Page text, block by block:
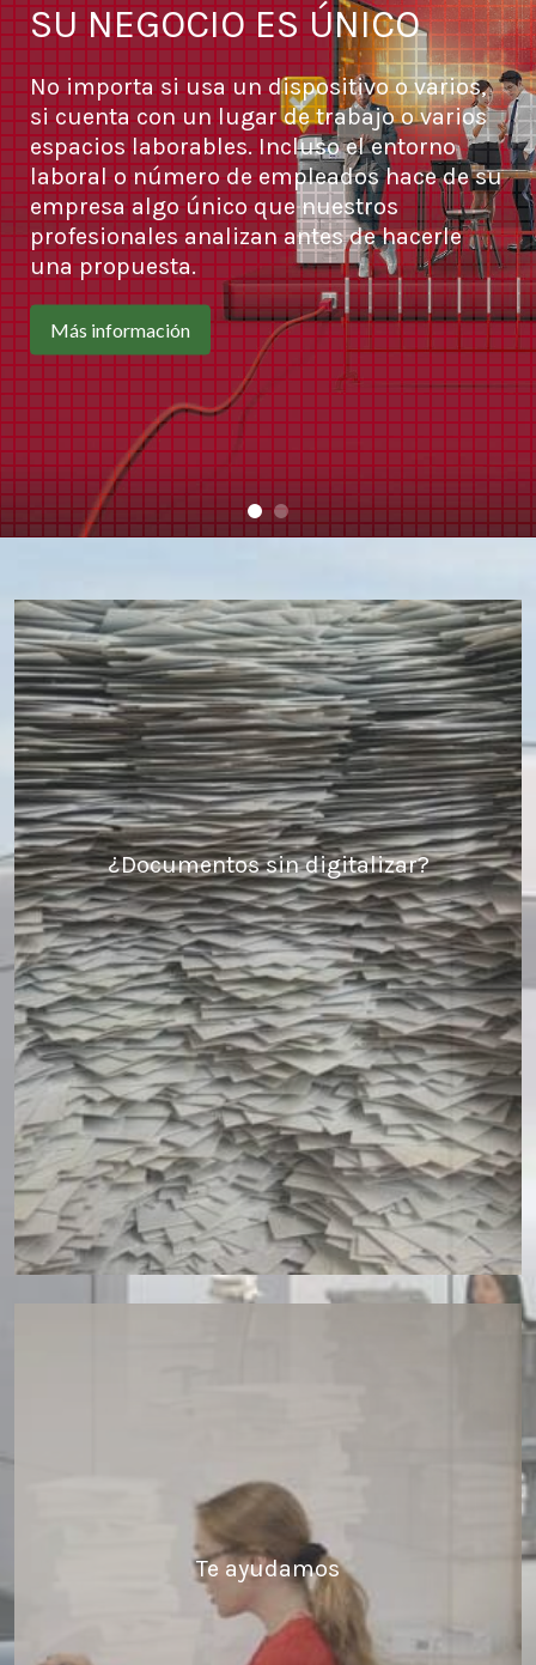
SU NEGOCIO ES ÚNICO
No importa si usa un dispositivo o varios,
si cuenta con un lugar de trabajo o varios
espacios laborables. Incluso el entorno
laboral o número de empleados hace de su
empresa algo único que nuestros
profesionales analizan antes de hacerle
una propuesta.
Más información
¿Documentos sin digitalizar?
Te ayudamos